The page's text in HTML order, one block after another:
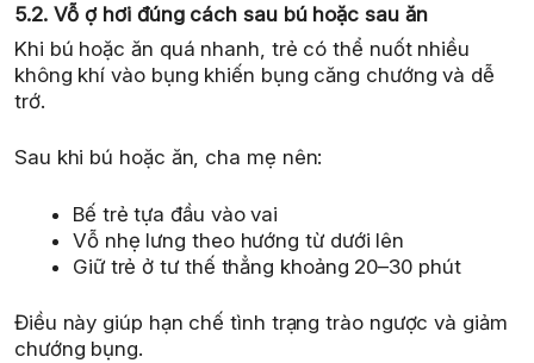
5.2. Vỗ ợ hơi đúng cách sau bú hoặc sau ăn
Khi bú hoặc ăn quá nhanh, trẻ có thể nuốt nhiều
không khí vào bụng khiến bụng căng chướng và dễ
trớ.
Sau khi bú hoặc ăn, cha mẹ nên:
Bế trẻ tựa đầu vào vai
Vỗ nhẹ lưng theo hướng từ dưới lên
Giữ trẻ ở tư thế thẳng khoảng 20–30 phút
Điều này giúp hạn chế tình trạng trào ngược và giảm
chướng bụng.